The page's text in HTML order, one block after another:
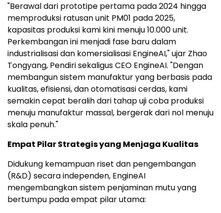
"Berawal dari prototipe pertama pada 2024 hingga
memproduksi ratusan unit PM01 pada 2025,
kapasitas produksi kami kini menuju 10.000 unit.
Perkembangan ini menjadi fase baru dalam
industrialisasi dan komersialisasi EngineAI," ujar Zhao
Tongyang, Pendiri sekaligus CEO EngineAI. "Dengan
membangun sistem manufaktur yang berbasis pada
kualitas, efisiensi, dan otomatisasi cerdas, kami
semakin cepat beralih dari tahap uji coba produksi
menuju manufaktur massal, bergerak dari nol menuju
skala penuh."
Empat Pilar Strategis yang Menjaga Kualitas
Didukung kemampuan riset dan pengembangan
(R&D) secara independen, EngineAI
mengembangkan sistem penjaminan mutu yang
bertumpu pada empat pilar utama: